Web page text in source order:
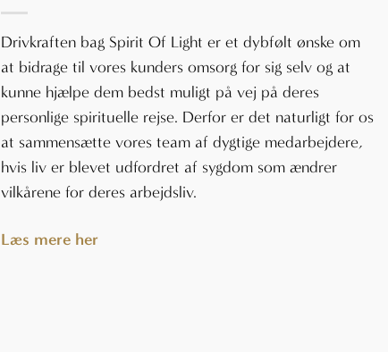
Drivkraften bag Spirit Of Light er et dybfølt ønske om
at bidrage til vores kunders omsorg for sig selv og at
kunne hjælpe dem bedst muligt på vej på deres
personlige spirituelle rejse. Derfor er det naturligt for os
at sammensætte vores team af dygtige medarbejdere,
hvis liv er blevet udfordret af sygdom som ændrer
vilkårene for deres arbejdsliv.
Læs mere her